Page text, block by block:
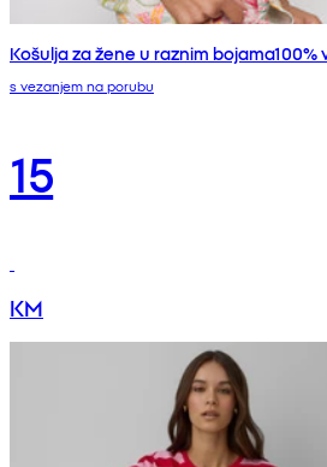
Košulja za žene u raznim bojama100%
s vezanjem na porubu
15
KM